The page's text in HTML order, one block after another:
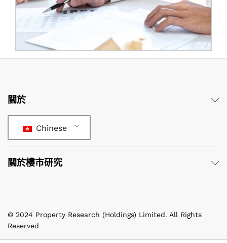
關於
Chinese
關於樓市研究
© 2024 Property Research (Holdings) Limited. All Rights
Reserved